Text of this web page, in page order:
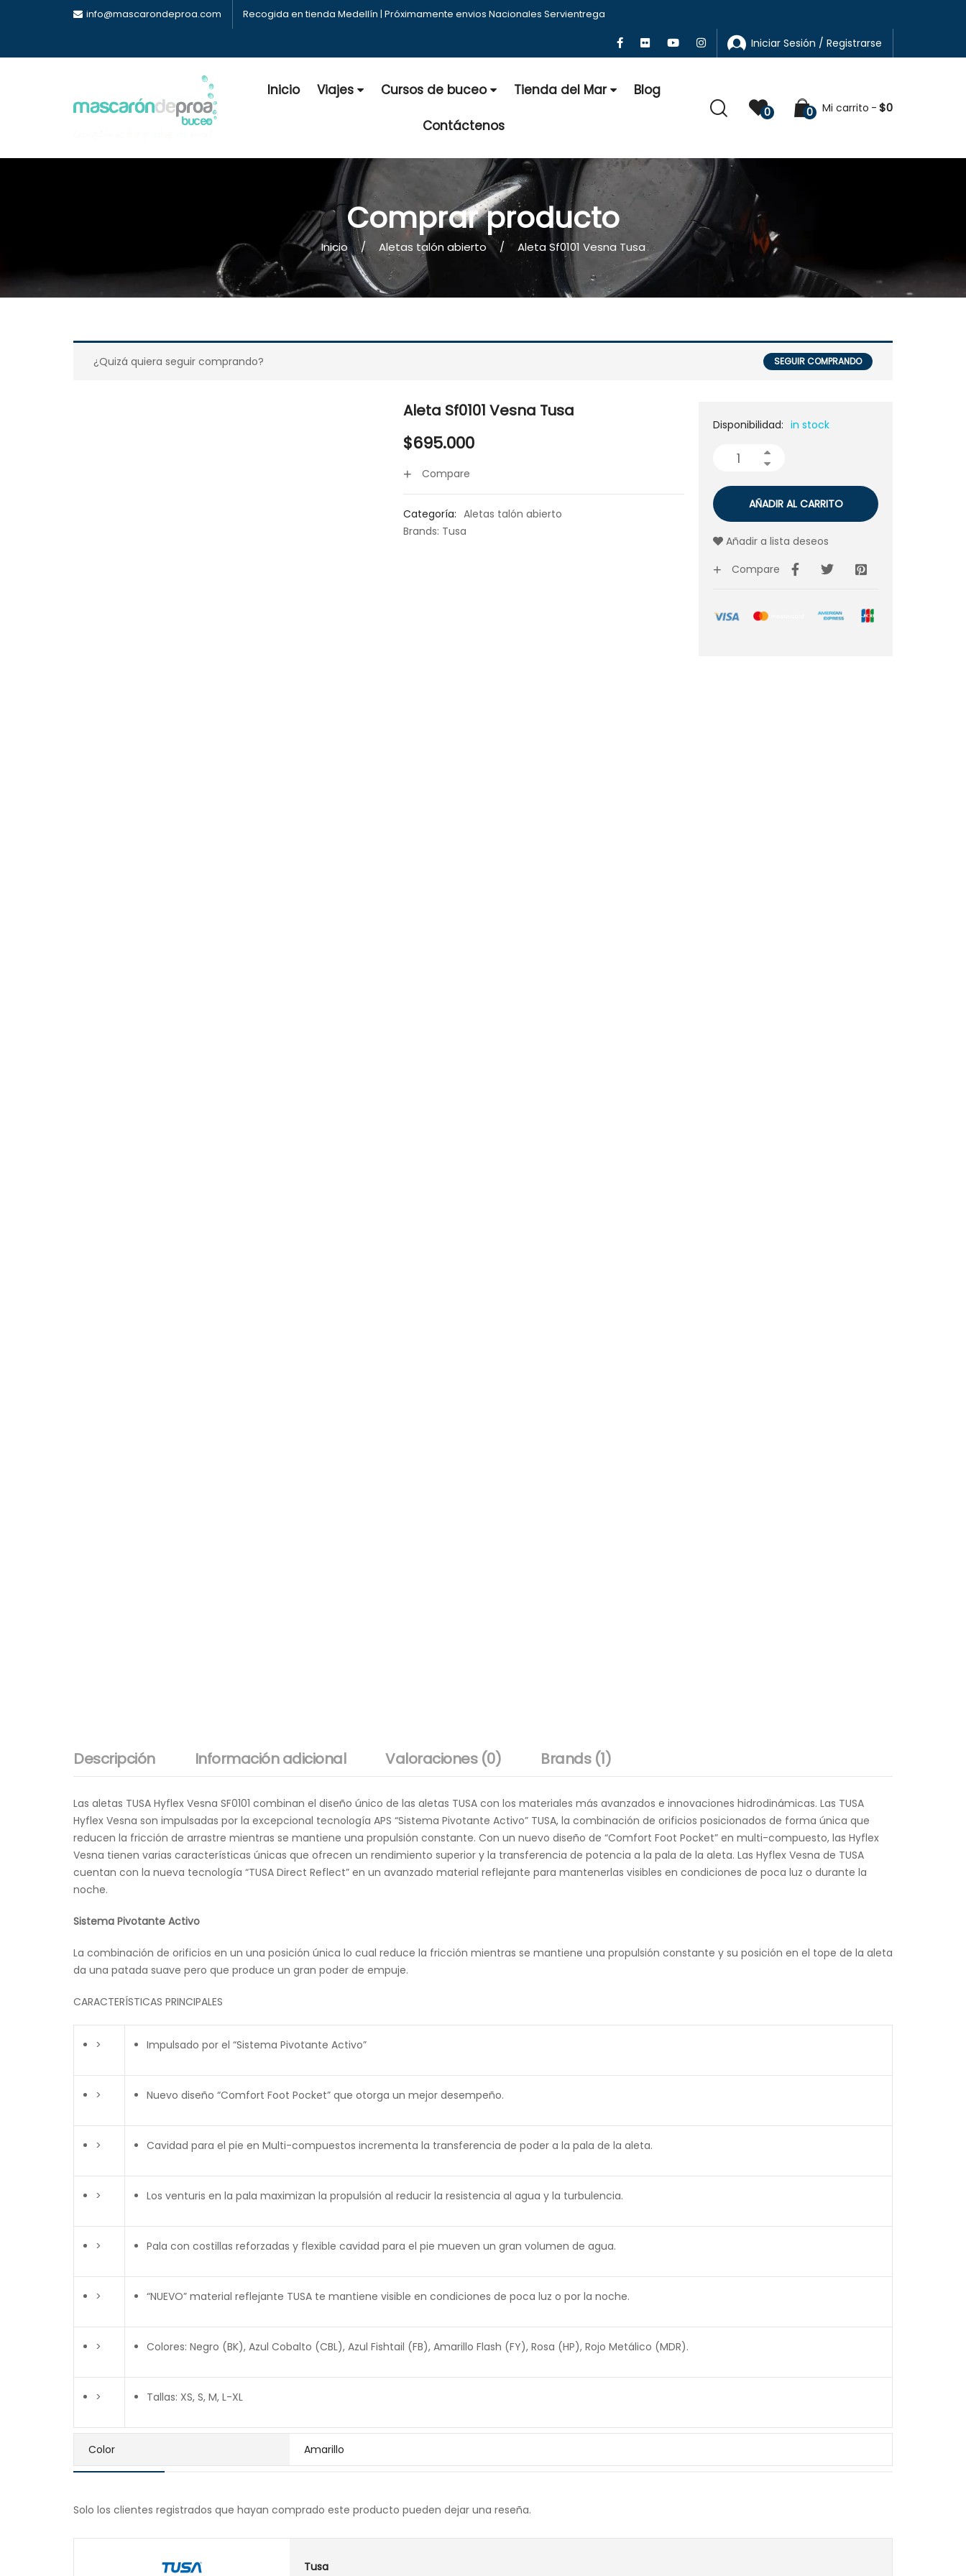
info@mascarondeproa.com Recogida en tienda Medellín | Próximamente envios Nacionales Servientrega
Iniciar Sesión / Registrarse
Inicio Viajes Cursos de buceo Tienda del Mar Blog
Contáctenos
0 0 Mi carrito $0
Comprar producto
Inicio Aletas talón abierto Aleta Sf0101 Vesna Tusa
SEGUIR COMPRANDO
¿Quizá quiera seguir comprando?
Aleta Sf0101 Vesna Tusa
$695.000
Compare
Categoría: Aletas talón abierto
Brands: Tusa
Disponibilidad: in stock
AÑADIR AL CARRITO
Añadir a lista deseos
Compare
Descripción Información adicional Valoraciones (0) Brands (1)
Las aletas TUSA Hyflex Vesna SF0101 combinan el diseño único de las aletas TUSA con los materiales más avanzados e innovaciones hidrodinámicas. Las TUSA
Hyflex Vesna son impulsadas por la excepcional tecnología APS “Sistema Pivotante Activo” TUSA, la combinación de orificios posicionados de forma única que
reducen la fricción de arrastre mientras se mantiene una propulsión constante. Con un nuevo diseño de “Comfort Foot Pocket” en multi-compuesto, las Hyflex
Vesna tienen varias características únicas que ofrecen un rendimiento superior y la transferencia de potencia a la pala de la aleta. Las Hyflex Vesna de TUSA
cuentan con la nueva tecnología “TUSA Direct Reflect” en un avanzado material reflejante para mantenerlas visibles en condiciones de poca luz o durante la
noche.
Sistema Pivotante Activo
La combinación de orificios en un una posición única lo cual reduce la fricción mientras se mantiene una propulsión constante y su posición en el tope de la aleta
da una patada suave pero que produce un gran poder de empuje.
CARACTERÍSTICAS PRINCIPALES
> Impulsado por el “Sistema Pivotante Activo”
> Nuevo diseño “Comfort Foot Pocket” que otorga un mejor desempeño.
> Cavidad para el pie en Multi-compuestos incrementa la transferencia de poder a la pala de la aleta.
> Los venturis en la pala maximizan la propulsión al reducir la resistencia al agua y la turbulencia.
> Pala con costillas reforzadas y flexible cavidad para el pie mueven un gran volumen de agua.
> “NUEVO” material reflejante TUSA te mantiene visible en condiciones de poca luz o por la noche.
> Colores: Negro (BK), Azul Cobalto (CBL), Azul Fishtail (FB), Amarillo Flash (FY), Rosa (HP), Rojo Metálico (MDR).
> Tallas: XS, S, M, L-XL
Color Amarillo
Solo los clientes registrados que hayan comprado este producto pueden dejar una reseña.
Tusa